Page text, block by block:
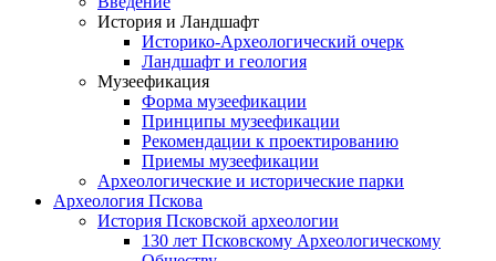
История и Ландшафт
Историко-Археологический очерк
Ландшафт и геология
Музеефикация
Форма музеефикации
Принципы музеефикации
Рекомендации к проектированию
Приемы музеефикации
Археологические и исторические парки
Археология Пскова
История Псковской археологии
130 лет Псковскому Археологическому